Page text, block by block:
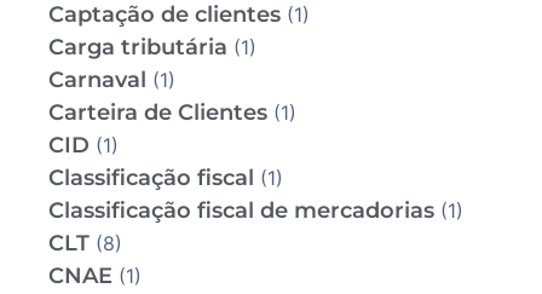
Captação de clientes (1)
Carga tributária (1)
Carnaval (1)
Carteira de Clientes (1)
CID (1)
Classificação fiscal (1)
Classificação fiscal de mercadorias (1)
CLT (8)
CNAE (1)